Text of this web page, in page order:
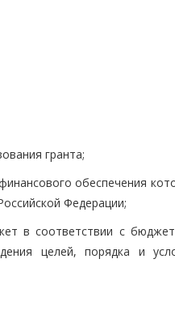
гранта;
обеспечения
Федерации;
в соответствии с
целей, порядка и